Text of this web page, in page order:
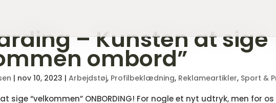
– Kunsten at sige
ombord”
| nov 10, 2023 |Arbejdstøj, Profilbeklædning, Reklameartikler, Sport &
sige “velkommen” ONBORDING! For nogle et nyt udtryk, men for